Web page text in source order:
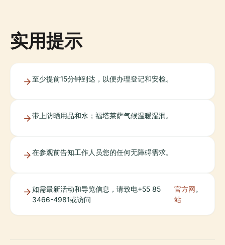
实用提示
至少提前15分钟到达，以便办理登记和安检。
带上防晒用品和水；福塔莱萨气候温暖湿润。
在参观前告知工作人员您的任何无障碍需求。
如需最新活动和导览信息，请致电+55 85
3466-4981或访问
官方网
站
。